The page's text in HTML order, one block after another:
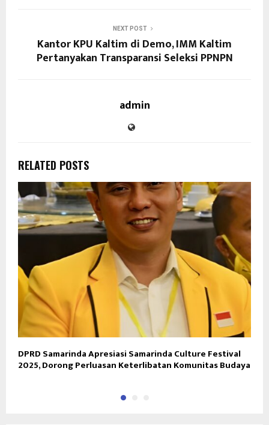
NEXT POST
Kantor KPU Kaltim di Demo, IMM Kaltim
Pertanyakan Transparansi Seleksi PPNPN
admin
RELATED POSTS
DPRD Samarinda Apresiasi Samarinda Culture Festival
2025, Dorong Perluasan Keterlibatan Komunitas Budaya